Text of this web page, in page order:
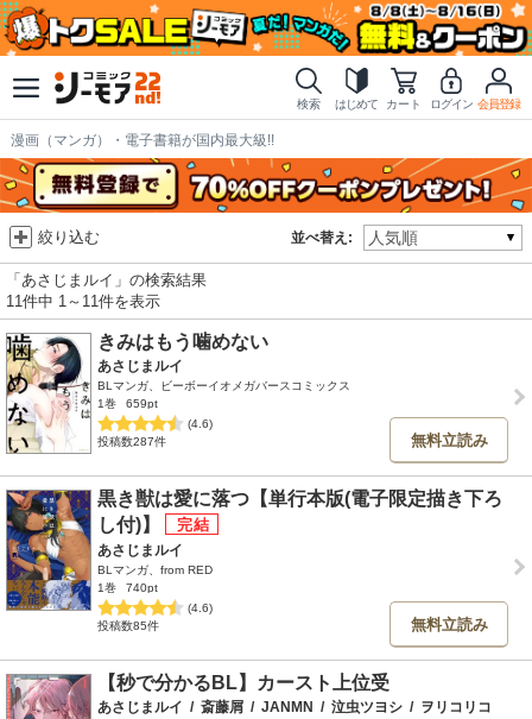
検索 はじめて カート ログイン 会員登録
漫画（マンガ）・電子書籍が国内最大級!!
並べ替え:
絞り込む
「あさじまルイ」の検索結果
11件中 1～11件を表示
きみはもう噛めない
あさじまルイ
BLマンガ、ビーボーイオメガバースコミックス
1巻
659pt
(4.6)
投稿数287件
無料立読み
黒き獣は愛に落つ【単行本版(電子限定描き下ろ
し付)】
あさじまルイ
BLマンガ、from RED
1巻
740pt
(4.6)
投稿数85件
無料立読み
【秒で分かるBL】カースト上位受
あさじまルイ / 斎藤屑 / JANMN / 泣虫ツヨシ / ヲリコリコ